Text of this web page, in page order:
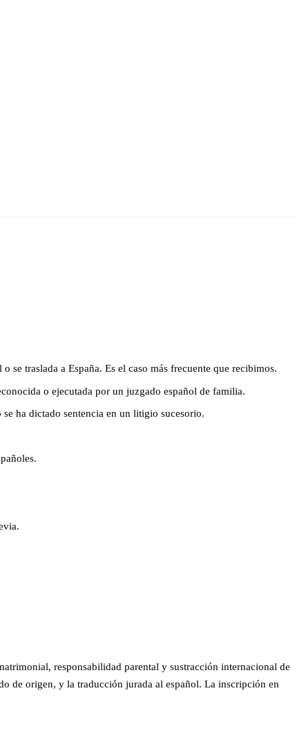
traslada a España. Es el caso más frecuente que recibimos.
o ejecutada por un juzgado español de familia.
ha dictado sentencia en un litigio sucesorio.
responsabilidad parental y sustracción internacional de
de origen, y la traducción jurada al español. La inscripción en